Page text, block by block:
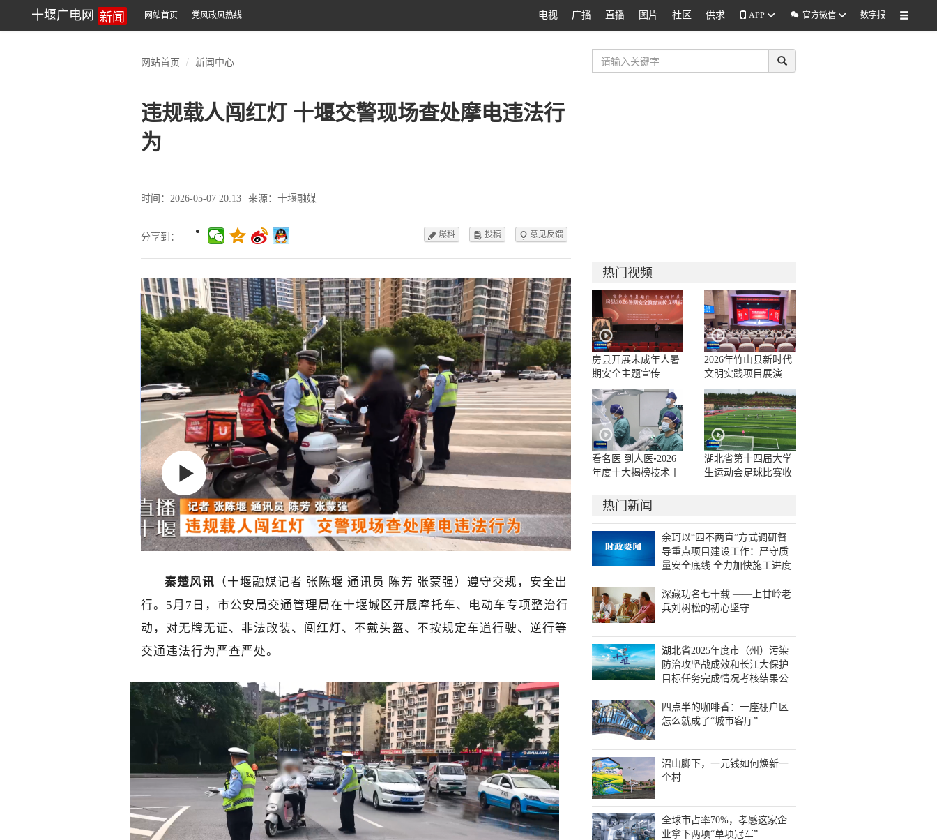
十堰广电网 新闻 网站首页 党风政风热线 电视 广播 直播 图片 社区 供求 APP  官方微信 数字报
网站首页 新闻中心
违规载人闯红灯 十堰交警现场查处摩电违法行
为
时间：2026-05-07 20:13 来源：十堰融媒
分享到： 爆料  投稿  意见反馈
秦楚风讯 （十堰融媒记者 张陈堰 通讯员 陈芳 张蒙强 ） 遵守交规，安全出
行。5月7日，市公安局交通管理局在十堰城区开展摩托车、电动车专项整治行
动，对无牌无证、非法改装、闯红灯、不戴头盔、不按规定车道行驶、逆行等
交通违法行为严查严处。
热门视频
房县开展未成年人暑
期安全主题宣传
2026年竹山县新时代
文明实践项目展演
（决赛）举行
看名医 到人医•2026
年度十大揭榜技术丨
者诊疗提供新选择
湖北省第十四届大学
生运动会足球比赛收
热门新闻
余珂以“四不两直”方式调研督
导重点项目建设工作：严守质
量安全底线 全力加快施工进度
深藏功名七十载 ——上甘岭老
兵刘树松的初心坚守
湖北省2025年度市（州）污染
防治攻坚战成效和长江大保护
目标任务完成情况考核结果公
布 十堰考核成绩居全省第一
四点半的咖啡香：一座棚户区
怎么就成了“城市客厅”
沼山脚下，一元钱如何焕新一
个村
全球市占率70%，孝感这家企
业拿下两项“单项冠军”